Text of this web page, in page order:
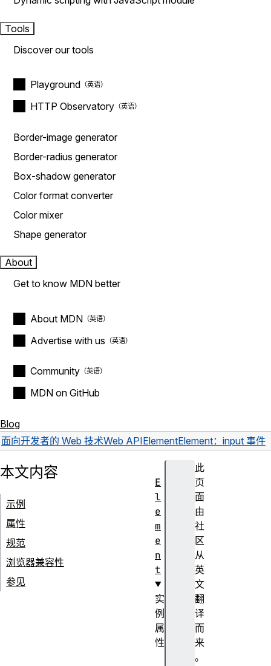
Tools
Discover our tools
Playground
HTTP Observatory
Border-image generator
Border-radius generator
Box-shadow generator
Color format converter
Color mixer
Shape generator
About
Get to know MDN better
About MDN
Advertise with us
Community
MDN on GitHub
Blog
面向开发者的 Web 技术Web APIElementElement：input 事件
此
页
面
由
社
区
从
英
文
翻
译
而
来
。
本文内容
示例
属性
规范
浏览器兼容性
参见
E
l
e
m
e
n
t
实
例
属
性